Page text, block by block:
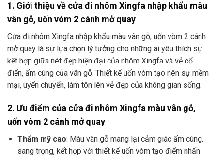
1. Giới thiệu về cửa đi nhôm Xingfa nhập khẩu màu
vân gỗ, uốn vòm 2 cánh mở quay
Cửa đi nhôm Xingfa nhập khẩu màu vân gỗ, uốn vòm 2 cánh
mở quay là sự lựa chọn lý tưởng cho những ai yêu thích sự
kết hợp giữa nét đẹp hiện đại của nhôm Xingfa và vẻ cổ
điển, ấm cúng của vân gỗ. Thiết kế uốn vòm tạo nên sự mềm
mại, uyển chuyển, làm tôn lên vẻ đẹp của không gian sống.
2. Ưu điểm của cửa đi nhôm Xingfa màu vân gỗ,
uốn vòm 2 cánh mở quay
Thẩm mỹ cao: Màu vân gỗ mang lại cảm giác ấm cúng,
sang trọng, kết hợp với thiết kế uốn vòm tạo điểm nhấn